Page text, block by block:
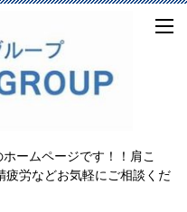
ームページです！！肩こ
疲労などお気軽にご相談くだ